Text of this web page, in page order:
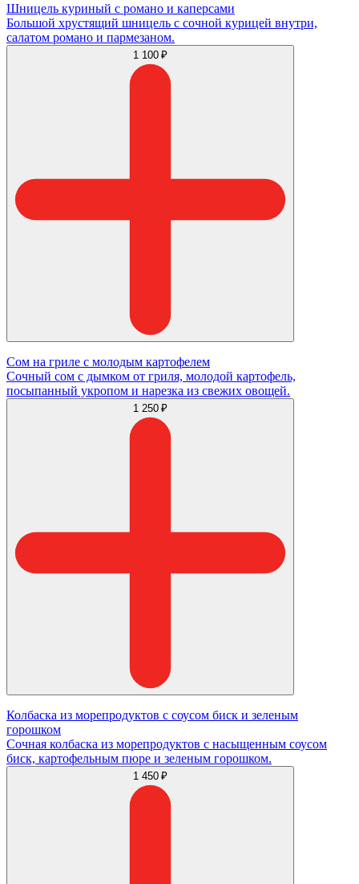
Шницель куриный с романо и каперсами
Большой хрустящий шницель с сочной курицей внутри,
салатом романо и пармезаном.
1 100 ₽
Сом на гриле с молодым картофелем
Сочный сом с дымком от гриля, молодой картофель,
посыпанный укропом и нарезка из свежих овощей.
1 250 ₽
Колбаска из морепродуктов с соусом биск и зеленым
горошком
Сочная колбаска из морепродуктов с насыщенным соусом
биск, картофельным пюре и зеленым горошком.
1 450 ₽